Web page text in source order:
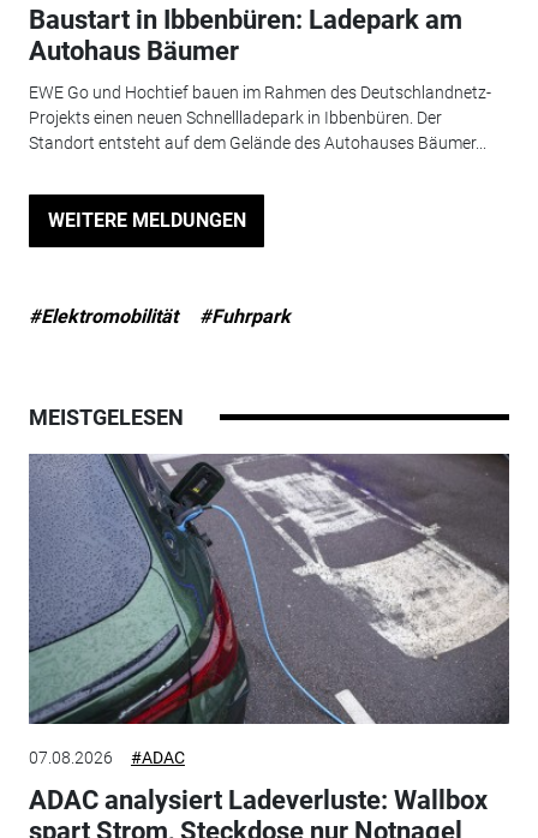
Baustart in Ibbenbüren: Ladepark am
Autohaus Bäumer
EWE Go und Hochtief bauen im Rahmen des Deutschlandnetz-
Projekts einen neuen Schnellladepark in Ibbenbüren. Der
Standort entsteht auf dem Gelände des Autohauses Bäumer...
WEITERE MELDUNGEN
#Elektromobilität #Fuhrpark
MEISTGELESEN
07.08.2026 #ADAC
ADAC analysiert Ladeverluste: Wallbox
spart Strom, Steckdose nur Notnagel